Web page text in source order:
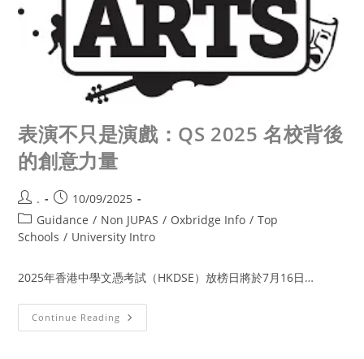
表演不只是演戲：QS 2025 名校背後
的創意力量
.
10/09/2025
Guidance / Non JUPAS / Oxbridge Info / Top
Schools / University Intro
2025年香港中學文憑考試（HKDSE）放榜日將於7月16日…
Continue Reading